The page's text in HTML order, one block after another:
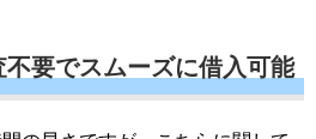
要でスムーズに借入可能